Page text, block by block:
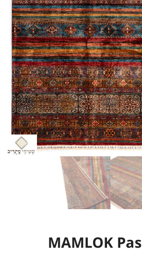
שטיח שהל MAMLOK Pas